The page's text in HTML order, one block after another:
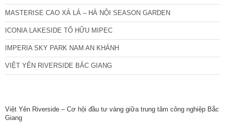
MASTERISE CAO XÀ LÁ – HÀ NỘI SEASON GARDEN
ICONIA LAKESIDE TỐ HỮU MIPEC
IMPERIA SKY PARK NAM AN KHÁNH
VIỆT YÊN RIVERSIDE BẮC GIANG
Việt Yên Riverside – Cơ hội đầu tư vàng giữa trung tâm công nghiệp Bắc
Giang